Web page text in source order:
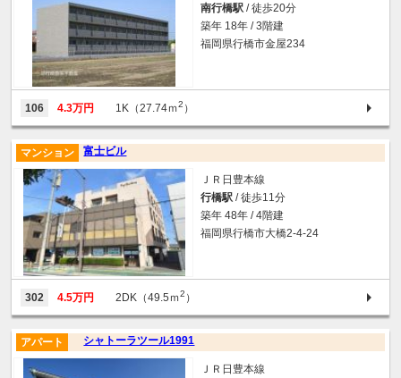
南行橋駅 / 徒歩20分
築年 18年 / 3階建
福岡県行橋市金屋234
106 4.3万円 1K（27.74ｍ2 ）
富士ビル
マンション
ＪＲ日豊本線
行橋駅 / 徒歩11分
築年 48年 / 4階建
福岡県行橋市大橋2-4-24
302 4.5万円 2DK（49.5ｍ2 ）
シャトーラツール1991
アパート
ＪＲ日豊本線